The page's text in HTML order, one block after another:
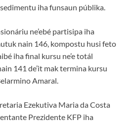
iha funsaun públika.
ne’ebé partisipa iha
nain 146, kompostu husi feto
iha final kursu ne’e totál
141 de’it mak termina kursu
Amaral.
Ezekutiva Maria da Costa
Prezidente KFP iha